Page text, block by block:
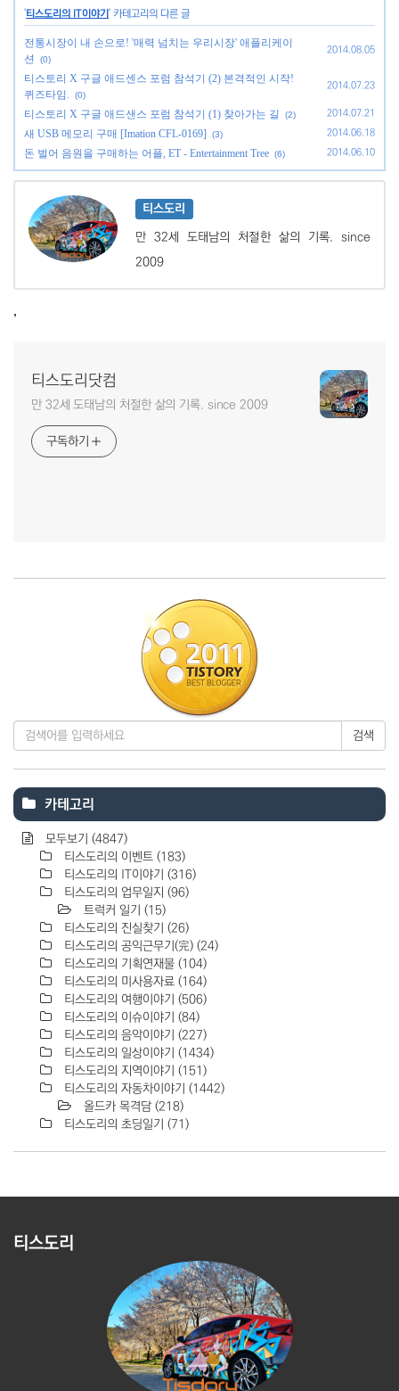
'티스도리의 IT이야기 ' 카테고리의 다른 글
전통시장이 내 손으로! '매력 넘치는 우리시장' 애플리케이
션
(0)
2014.08.05
티스토리 X 구글 애드센스 포럼 참석기 (2) 본격적인 시작!
퀴즈타임.
(0)
2014.07.23
티스토리 X 구글 애드샌스 포럼 참석기 (1) 찾아가는 길 (2) 2014.07.21
새 USB 메모리 구매 [Imation CFL-0169] (3) 2014.06.18
돈 벌어 음원을 구매하는 어플, ET - Entertainment Tree (6) 2014.06.10
티스도리
만 32세 도태남의 처절한 삶의 기록. since
2009
,
티스도리닷컴
만 32세 도태남의 처절한 삶의 기록. since 2009
구독하기
검색
카테고리
모두보기 (4847)
티스도리의 이벤트 (183)
티스도리의 IT이야기 (316)
티스도리의 업무일지 (96)
트럭커 일기 (15)
티스도리의 진실찾기 (26)
티스도리의 공익근무기(完) (24)
티스도리의 기획연재물 (104)
티스도리의 미사용자료 (164)
티스도리의 여행이야기 (506)
티스도리의 이슈이야기 (84)
티스도리의 음악이야기 (227)
티스도리의 일상이야기 (1434)
티스도리의 지역이야기 (151)
티스도리의 자동차이야기 (1442)
올드카 목격담 (218)
티스도리의 초딩일기 (71)
티스도리